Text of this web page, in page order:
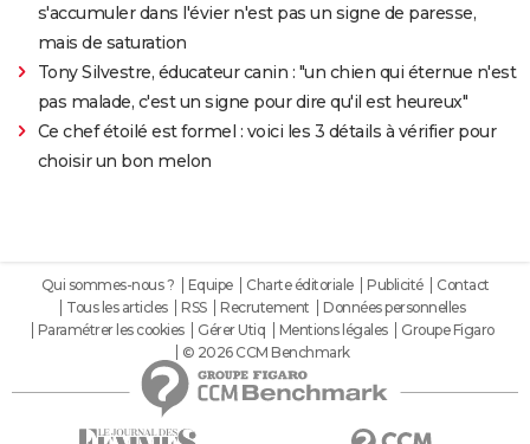
s'accumuler dans l'évier n'est pas un signe de paresse,
mais de saturation
Tony Silvestre, éducateur canin : "un chien qui éternue n'est
pas malade, c'est un signe pour dire qu'il est heureux"
Ce chef étoilé est formel : voici les 3 détails à vérifier pour
choisir un bon melon
Qui sommes-nous ? Equipe Charte éditoriale Publicité
Contact
Tous les articles
RSS Recrutement
Données personnelles
Paramétrer les cookies
Gérer Utiq Mentions légales
Groupe Figaro
© 2026 CCM Benchmark